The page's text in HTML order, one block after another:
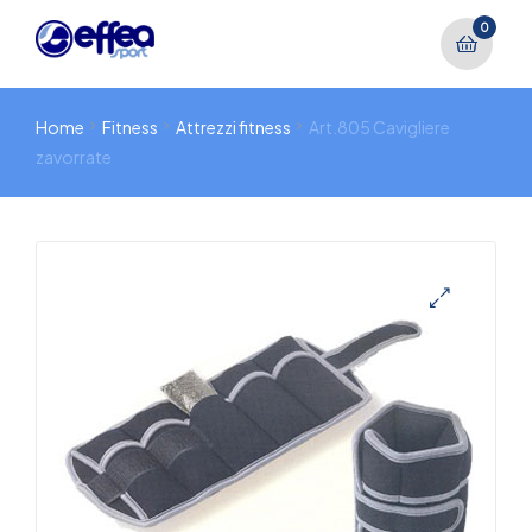
0
Home Fitness Attrezzi fitness
Art.805 Cavigliere
zavorrate